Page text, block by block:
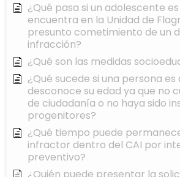
¿Qué pasa si un adolescente
encuentra en la Unidad de
presunto cometimiento de un
infracción?
¿Qué son las medidas
¿Qué sucede si una persona
desconoce su edad ya que no
de ciudadanía o no haya sido
progenitores?
¿Qué tiempo puede
infractor dentro del CAI por
preventivo?